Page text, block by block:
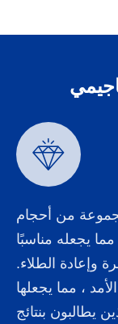

من أحجام
يجعله مناسبًا
وإعادة الطلاء.
، مما يجعلها
يطالبون بنتائج